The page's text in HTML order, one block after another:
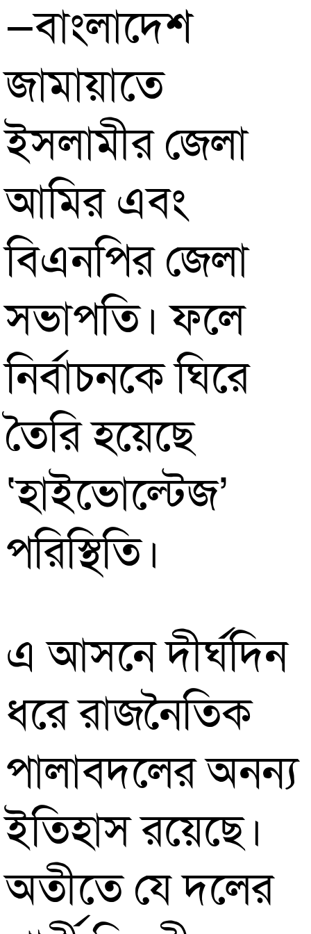
—বাংলাদেশ
জামায়াতে
ইসলামীর জেলা
আমির এবং
বিএনপির জেলা
সভাপতি। ফলে
নির্বাচনকে ঘিরে
তৈরি হয়েছে
‘হাইভোল্টেজ’
পরিস্থিতি।
এ আসনে দীর্ঘদিন
ধরে রাজনৈতিক
পালাবদলের অনন্য
ইতিহাস রয়েছে।
অতীতে যে দলের